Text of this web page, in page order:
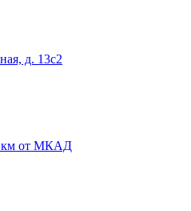
д. 13с2
км от МКАД